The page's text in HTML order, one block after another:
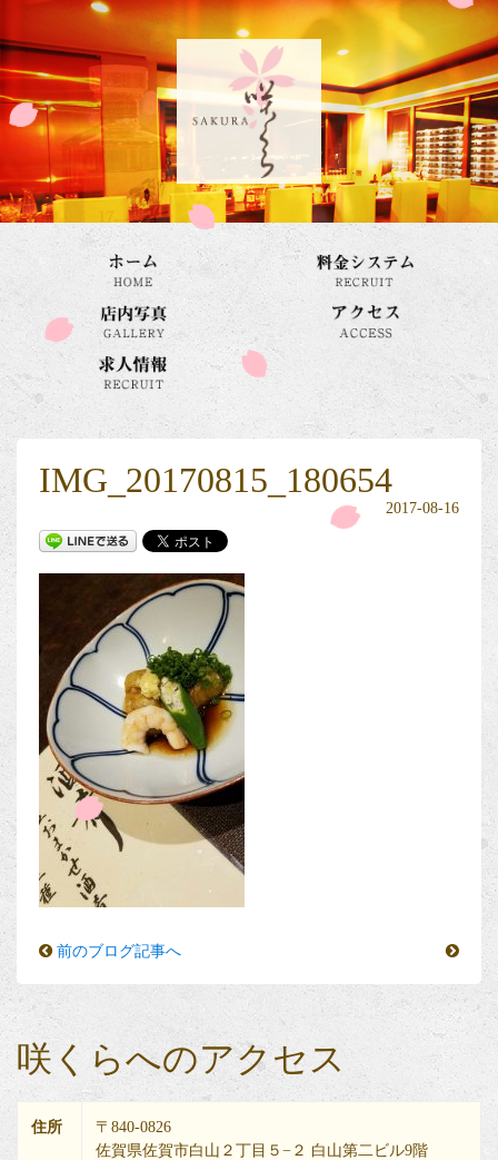
IMG_20170815_180654
2017-08-16
前のブログ記事へ
咲くらへのアクセス
住所
〒840-0826
佐賀県佐賀市白山２丁目５−２ 白山第二ビル9階